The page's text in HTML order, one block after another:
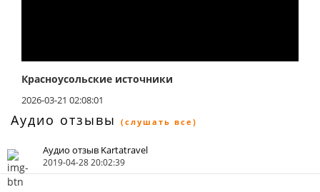
Красноусольские источники
2026-03-21 02:08:01
Аудио отзывы (слушать все)
Аудио отзыв Kartatravel
2019-04-28 20:02:39